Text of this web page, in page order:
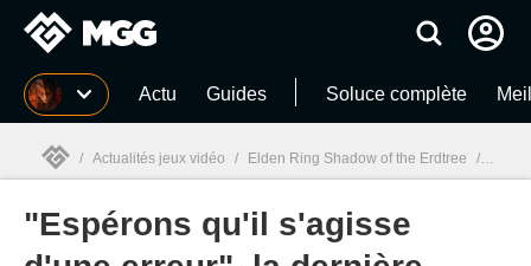
MGG Actu Guides Soluce complète
MGG
/ Actualités jeux vidéo / Elden Ring Shadow of the Erdtree /
"Espérons qu'il s'agisse